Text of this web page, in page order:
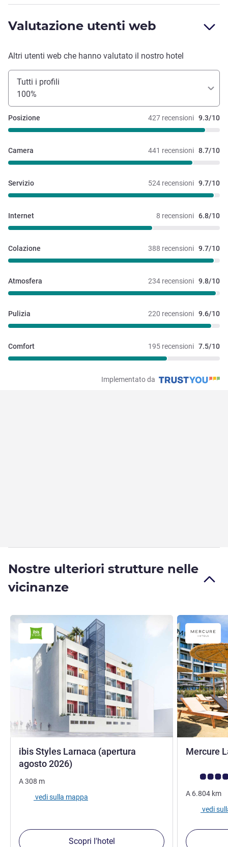
Valutazione utenti web
Altri utenti web che hanno valutato il nostro hotel
Tutti i profili
100%
427 recensioni 9.3/10
Posizione
441 recensioni 8.7/10
Camera
524 recensioni 9.7/10
Servizio
8 recensioni 6.8/10
Internet
388 recensioni 9.7/10
Colazione
234 recensioni 9.8/10
Atmosfera
220 recensioni 9.6/10
Pulizia
195 recensioni 7.5/10
Comfort
Implementato da
Nostre ulteriori strutture nelle
vicinanze
ibis Styles Larnaca (apertura
agosto 2026)
A308 m
vedi sulla mappa
Scopri l'hotel
Mercure
Giudizio
A 6.804 km
vedi